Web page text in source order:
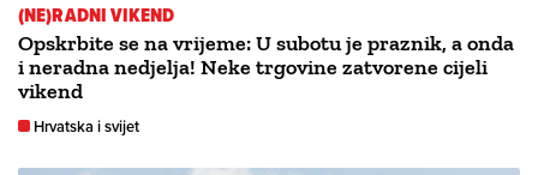
(NE)RADNI VIKEND
Opskrbite se na vrijeme: U subotu je praznik, a onda
i neradna nedjelja! Neke trgovine zatvorene cijeli
vikend
Hrvatska i svijet